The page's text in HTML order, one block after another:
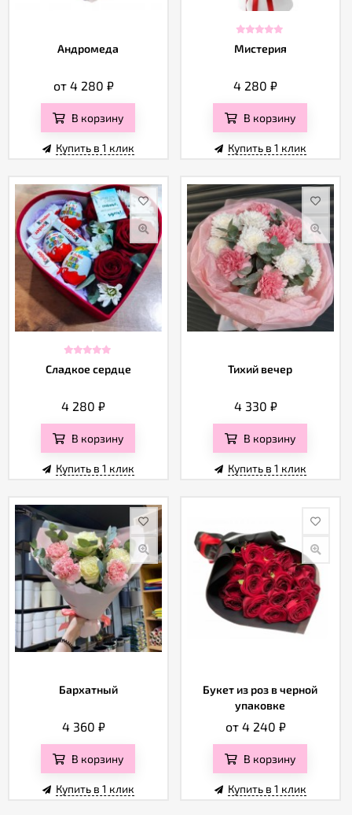
Андромеда
от 4 280 ₽
В корзину
Купить в 1 клик
Мистерия
4 280₽
В корзину
Купить в 1 клик
Сладкое сердце
4 280₽
В корзину
Купить в 1 клик
Тихий вечер
4 330 ₽
В корзину
Купить в 1 клик
Бархатный
4 360 ₽
В корзину
Купить в 1 клик
Букет из роз в черной
упаковке
от 4 240 ₽
В корзину
Купить в 1 клик